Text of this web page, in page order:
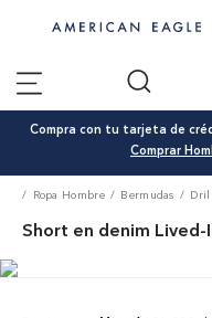
Compra con tu tarjeta de
Comprar
Ropa Hombre Bermudas Dril
Short en denim Lived-